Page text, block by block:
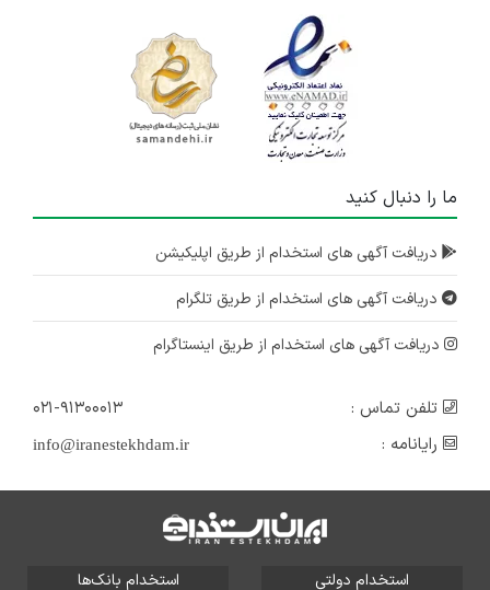
ما را دنبال کنید
دریافت آگهی های استخدام از طریق اپلیکیشن
دریافت آگهی های استخدام از طریق تلگرام
دریافت آگهی های استخدام از طریق اینستاگرام
تلفن تماس :
۰۲۱-۹۱۳۰۰۰۱۳
رایانامه :
info@iranestekhdam.ir
استخدام دولتی استخدام بانک‌ها